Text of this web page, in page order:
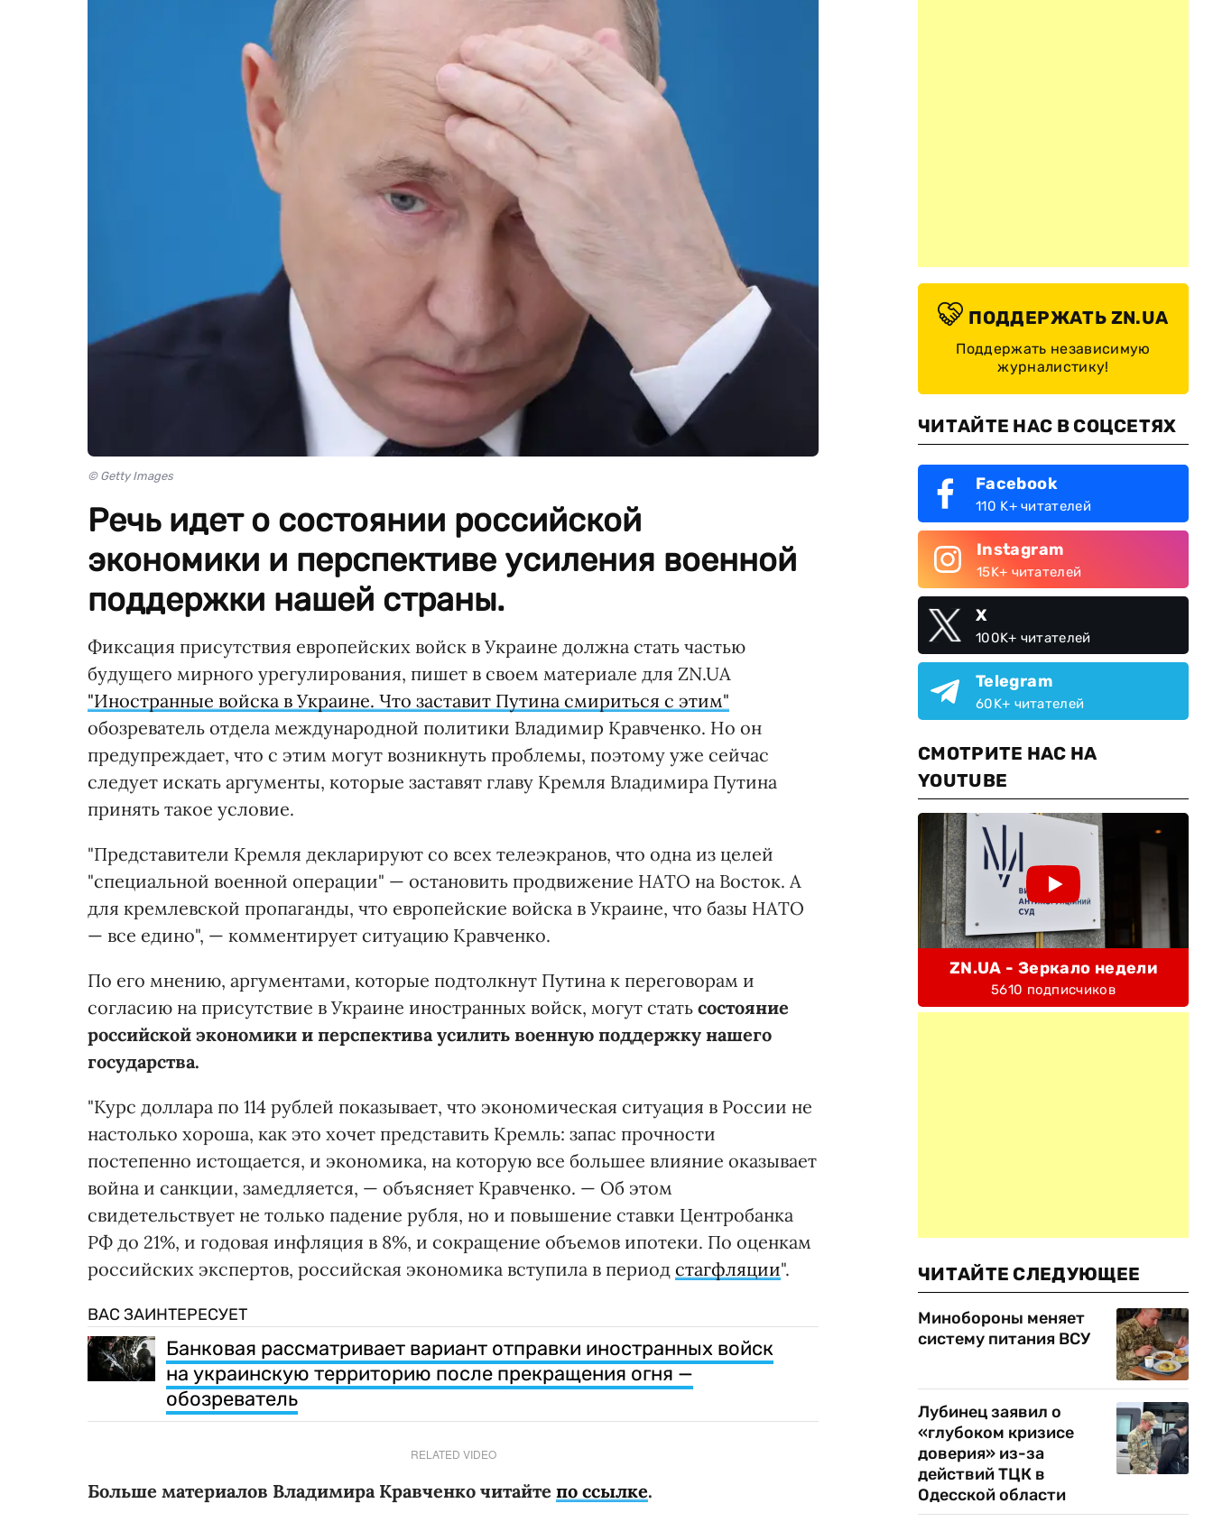
© Getty Images
Речь идет о состоянии российской
экономики и перспективе усиления военной
поддержки нашей страны.
Фиксация присутствия европейских войск в Украине должна стать частью
будущего мирного урегулирования, пишет в своем материале для ZN.UA
"Иностранные войска в Украине. Что заставит Путина смириться с этим"
обозреватель отдела международной политики Владимир Кравченко. Но он
предупреждает, что с этим могут возникнуть проблемы, поэтому уже сейчас
следует искать аргументы, которые заставят главу Кремля Владимира Путина
принять такое условие.
"Представители Кремля декларируют со всех телеэкранов, что одна из целей
"специальной военной операции" — остановить продвижение НАТО на Восток. А
для кремлевской пропаганды, что европейские войска в Украине, что базы НАТО
— все едино", — комментирует ситуацию Кравченко.
По его мнению, аргументами, которые подтолкнут Путина к переговорам и
согласию на присутствие в Украине иностранных войск, могут стать состояние
российской экономики и перспектива усилить военную поддержку нашего
государства.
"Курс доллара по 114 рублей показывает, что экономическая ситуация в России не
настолько хороша, как это хочет представить Кремль: запас прочности
постепенно истощается, и экономика, на которую все большее влияние оказывает
война и санкции, замедляется, — объясняет Кравченко. — Об этом
свидетельствует не только падение рубля, но и повышение ставки Центробанка
РФ до 21%, и годовая инфляция в 8%, и сокращение объемов ипотеки. По оценкам
российских экспертов, российская экономика вступила в период стагфляции".
ВАС ЗАИНТЕРЕСУЕТ
Банковая рассматривает вариант отправки иностранных войск
на украинскую территорию после прекращения огня —
обозреватель
RELATED VIDEO
Больше материалов Владимира Кравченко читайте по ссылке.
ПОДДЕРЖАТЬ ZN.UA
Поддержать независимую
журналистику!
ЧИТАЙТЕ НАС В СОЦСЕТЯХ
Facebook
110 K+ читателей
Instagram
15K+ читателей
X
100K+ читателей
Telegram
60K+ читателей
СМОТРИТЕ НАС НА
YOUTUBE
ZN.UA - Зеркало недели
5610 подписчиков
ЧИТАЙТЕ СЛЕДУЮЩЕЕ
Минобороны меняет
систему питания ВСУ
Лубинец заявил о
«глубоком кризисе
доверия» из-за
действий ТЦК в
Одесской области